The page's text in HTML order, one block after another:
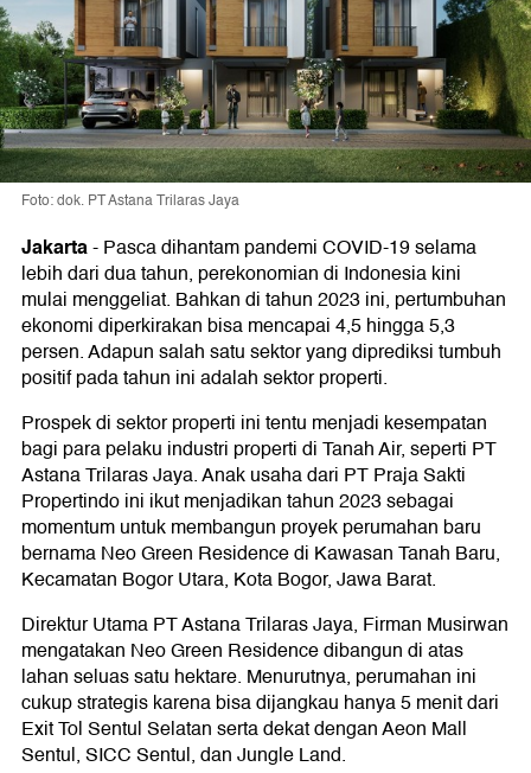
Foto: dok. PT Astana Trilaras Jaya
Jakarta-Pasca dihantam pandemi COVID-19 selama
lebih dari dua tahun, perekonomian di Indonesia kini
mulai menggeliat. Bahkan di tahun 2023 ini, pertumbuhan
ekonomi diperkirakan bisa mencapai 4,5 hingga 5,3
persen. Adapun salah satu sektor yang diprediksi tumbuh
positif pada tahun ini adalah sektor properti.
Prospek di sektor properti ini tentu menjadi kesempatan
bagi para pelaku industri properti di Tanah Air, seperti PT
Astana Trilaras Jaya. Anak usaha dari PT Praja Sakti
Propertindo ini ikut menjadikan tahun 2023 sebagai
momentum untuk membangun proyek perumahan baru
bernama Neo Green Residence di Kawasan Tanah Baru,
Kecamatan Bogor Utara, Kota Bogor, Jawa Barat.
Direktur Utama PT Astana Trilaras Jaya, Firman Musirwan
mengatakan Neo Green Residence dibangun di atas
lahan seluas satu hektare. Menurutnya, perumahan ini
cukup strategis karena bisa dijangkau hanya 5 menit dari
Exit Tol Sentul Selatan serta dekat dengan Aeon Mall
Sentul, SICC Sentul, dan Jungle Land.